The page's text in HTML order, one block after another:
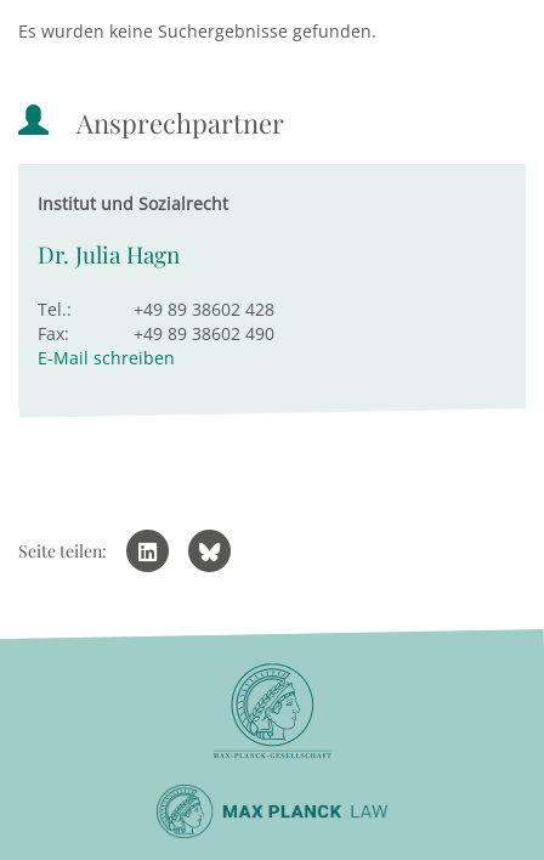
Es wurden keine Suchergebnisse gefunden.
Ansprechpartner
Institut und Sozialrecht
Dr. Julia Hagn
Tel.:
+49 89 38602 428
Fax:
+49 89 38602 490
E-Mail schreiben
Seite teilen: